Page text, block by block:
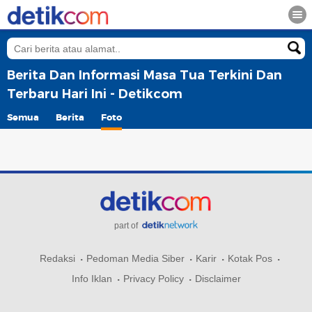
Berita Dan Informasi Masa Tua Terkini Dan
Terbaru Hari Ini - Detikcom
Semua Berita Foto
part of
Redaksi Pedoman Media Siber Karir
Kotak Pos
Info Iklan
Privacy Policy Disclaimer